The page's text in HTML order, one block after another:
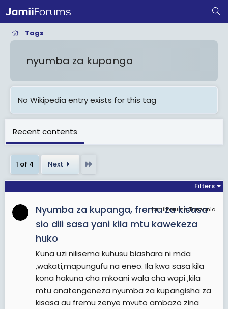
Tags
nyumba za kupanga
No Wikipedia entry exists for this tag
Recent contents
1 of 4 Next
Filters
JamiiForums Tanzania
Nyumba za kupanga, fremu za kisasa
sio dili sasa yani kila mtu kawekeza
huko
Kuna uzi nilisema kuhusu biashara ni mda
,wakati,mapungufu na eneo. Ila kwa sasa kila
kona hakuna cha mkoani wala cha wapi ,kila
mtu anatengeneza nyumba za kupangisha za
kisasa au fremu zenye mvuto ambazo zina